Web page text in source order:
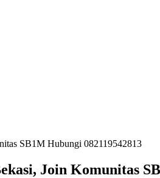
SB1M Hubungi 082119542813
Join Komunitas